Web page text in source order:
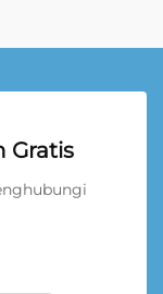
Gratis